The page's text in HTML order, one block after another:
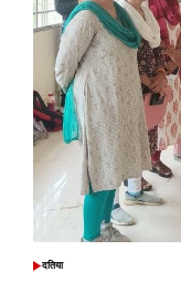
POSTED
दतिया